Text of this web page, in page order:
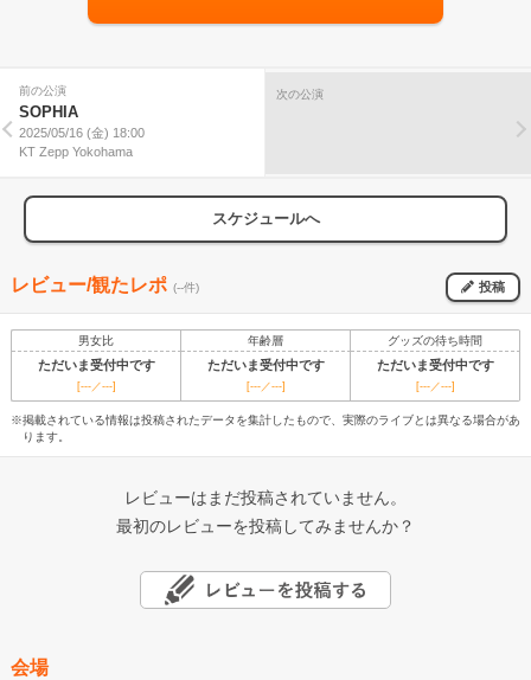
前の公演
SOPHIA
2025/05/16 (金) 18:00
KT Zepp Yokohama
次の公演
スケジュールへ
レビュー/観たレポ (--件) 投稿
男女比 年齢層 グッズの待ち時間
ただいま受付中です ただいま受付中です ただいま受付中です
[---／---] [---／---] [---／---]
※掲載されている情報は投稿されたデータを集計したもので、実際のライブとは異なる場合があ
ります。
レビューはまだ投稿されていません。
最初のレビューを投稿してみませんか？
会場